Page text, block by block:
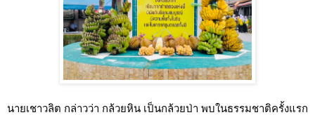
นายเชาวลิต กล่าวว่า กล้วยหิน เป็นกล้วยป่า พบในธรรมชาติครั้งแรก